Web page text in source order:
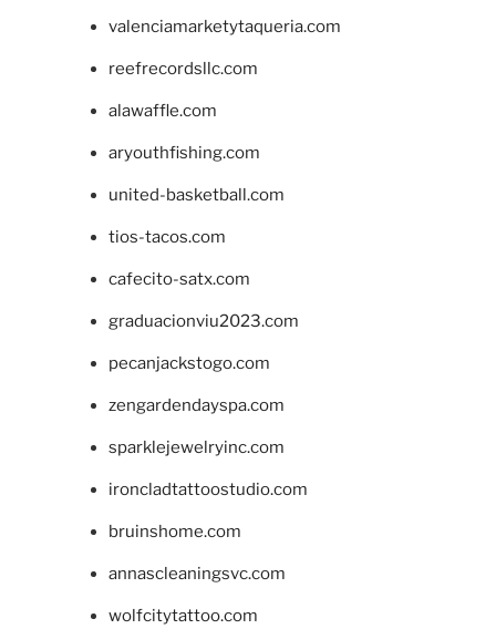
valenciamarketytaqueria.com
reefrecordsllc.com
alawaffle.com
aryouthfishing.com
united-basketball.com
tios-tacos.com
cafecito-satx.com
graduacionviu2023.com
pecanjackstogo.com
zengardendayspa.com
sparklejewelryinc.com
ironcladtattoostudio.com
bruinshome.com
annascleaningsvc.com
wolfcitytattoo.com